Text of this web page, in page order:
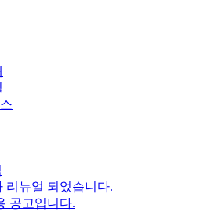
리뉴얼 되었습니다.
공고입니다.